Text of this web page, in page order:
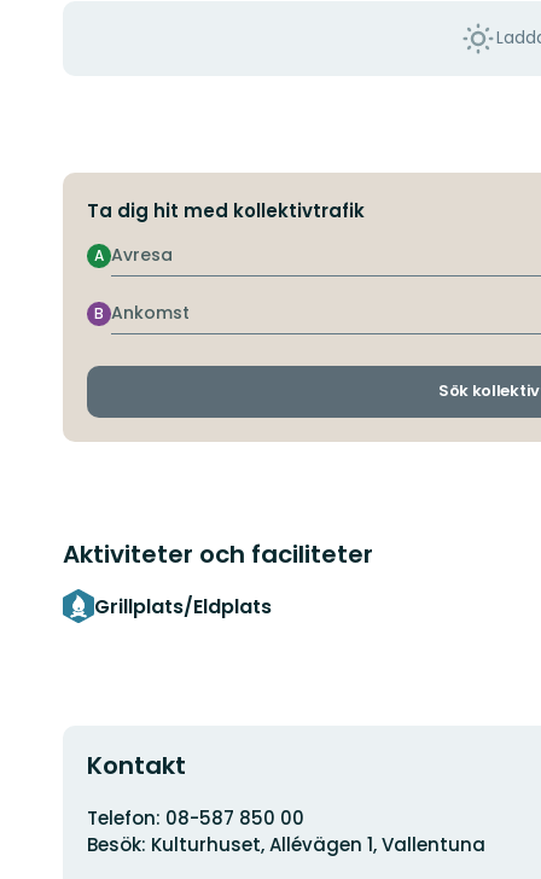
Ta dig hit med kollektivtrafik
Avresa
A
Ankomst
B
Sök
Aktiviteter och faciliteter
Grillplats/Eldplats
Kontakt
Adress
Telefon: 08-587 850 00
Besök: Kulturhuset, Allévägen 1, Vallentuna